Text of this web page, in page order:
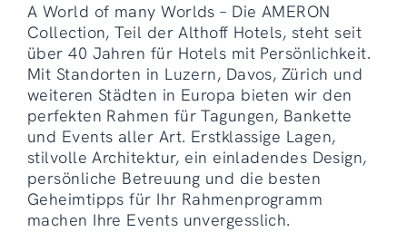
A World of many Worlds – Die AMERON
Collection, Teil der Althoff Hotels, steht seit
über 40 Jahren für Hotels mit Persönlichkeit.
Mit Standorten in Luzern, Davos, Zürich und
weiteren Städten in Europa bieten wir den
perfekten Rahmen für Tagungen, Bankette
und Events aller Art. Erstklassige Lagen,
stilvolle Architektur, ein einladendes Design,
persönliche Betreuung und die besten
Geheimtipps für Ihr Rahmenprogramm
machen Ihre Events unvergesslich.